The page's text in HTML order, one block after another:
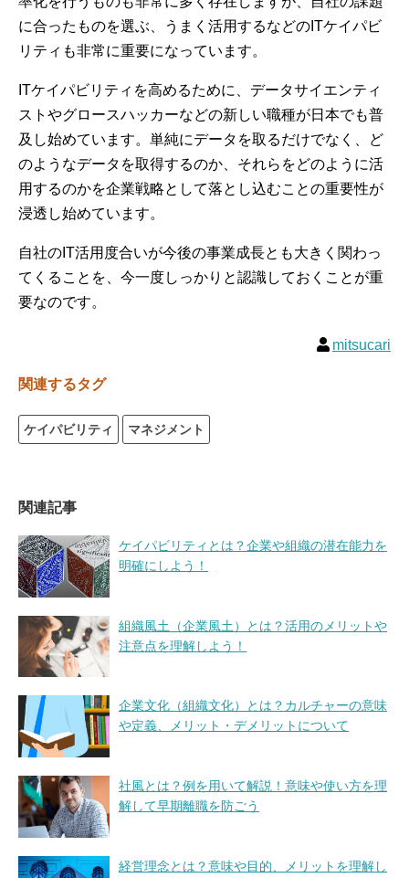
に合ったものを選ぶ、うまく活用するなどのITケイパビ
リティも非常に重要になっています。
ITケイパビリティを高めるために、データサイエンティ
ストやグロースハッカーなどの新しい職種が日本でも普
及し始めています。単純にデータを取るだけでなく、ど
のようなデータを取得するのか、それらをどのように活
用するのかを企業戦略として落とし込むことの重要性が
浸透し始めています。
自社のIT活用度合いが今後の事業成長とも大きく関わっ
てくることを、今一度しっかりと認識しておくことが重
要なのです。
mitsucari
関連するタグ
ケイパビリティ マネジメント
関連記事
ケイパビリティとは？企業や組織の潜在能力を
明確にしよう！
組織風土（企業風土）とは？活用のメリットや
注意点を理解しよう！
企業文化（組織文化）とは？カルチャーの意味
や定義、メリット・デメリットについて
社風とは？例を用いて解説！意味や使い方を理
解して早期離職を防ごう
経営理念とは？意味や目的、メリットを理解し